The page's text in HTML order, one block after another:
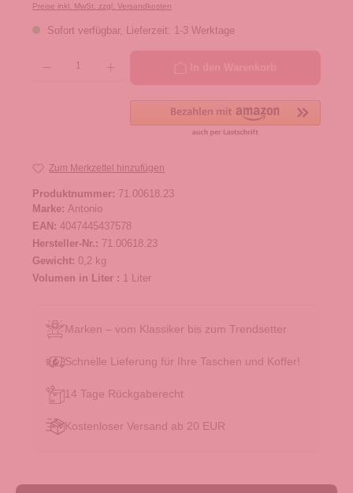
Preise inkl. MwSt. zzgl. Versandkosten
Sofort verfügbar, Lieferzeit: 1-3 Werktage
Zum Merkzettel hinzufügen
Produktnummer: 71.00618.23
Marke: Antonio
EAN: 4047445437578
Hersteller-Nr.: 71.00618.23
Gewicht: 0,2 kg
Volumen in Liter : 1 Liter
Marken – vom Klassiker bis zum Trendsetter
Schnelle Lieferung für Ihre Taschen und Koffer!
14 Tage Rückgaberecht
Kostenloser Versand ab 20 EUR